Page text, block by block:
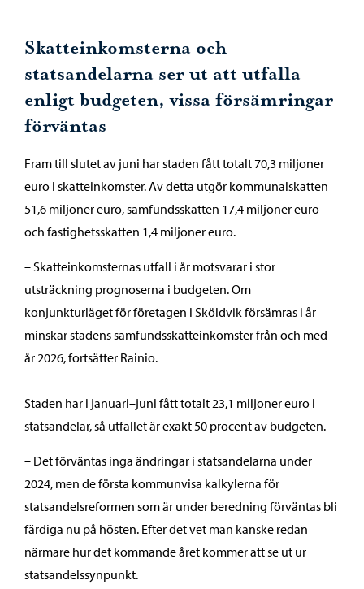
Skatteinkomsterna och
statsandelarna ser ut att utfalla
enligt budgeten, vissa försämringar
förväntas
Fram till slutet av juni har staden fått totalt 70,3 miljoner
euro i skatteinkomster. Av detta utgör kommunalskatten
51,6 miljoner euro, samfundsskatten 17,4 miljoner euro
och fastighetsskatten 1,4 miljoner euro.
– Skatteinkomsternas utfall i år motsvarar i stor
utsträckning prognoserna i budgeten. Om
konjunkturläget för företagen i Sköldvik försämras i år
minskar stadens samfundsskatteinkomster från och med
år 2026, fortsätter Rainio.
Staden har i januari–juni fått totalt 23,1 miljoner euro i
statsandelar, så utfallet är exakt 50 procent av budgeten.
– Det förväntas inga ändringar i statsandelarna under
2024, men de första kommunvisa kalkylerna för
statsandelsreformen som är under beredning förväntas bli
färdiga nu på hösten. Efter det vet man kanske redan
närmare hur det kommande året kommer att se ut ur
statsandelssynpunkt.